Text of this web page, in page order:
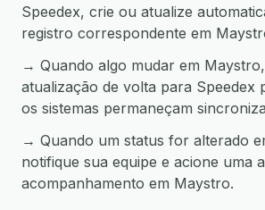
Speedex, crie ou atualize
registro correspondente em
→ Quando algo mudar em
atualização de volta para Speedex
os sistemas permaneçam
→ Quando um status for alterado
notifique sua equipe e acione uma
acompanhamento em Maystro.